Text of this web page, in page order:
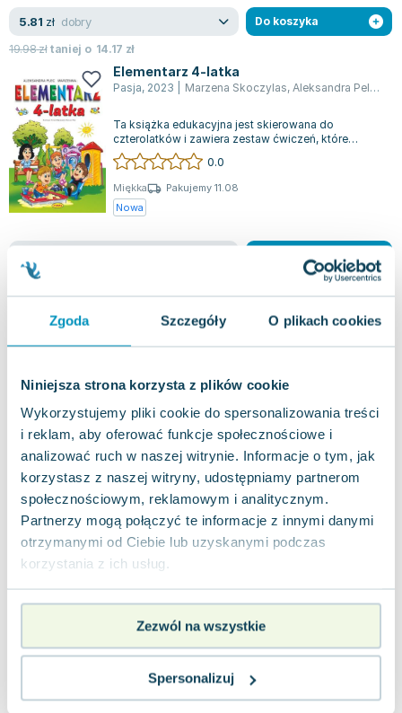
Zgoda Szczegóły O plikach cookies
Niniejsza strona korzysta z plików cookie
Wykorzystujemy pliki cookie do spersonalizowania treści
i reklam, aby oferować funkcje społecznościowe i
analizować ruch w naszej witrynie. Informacje o tym, jak
korzystasz z naszej witryny, udostępniamy partnerom
społecznościowym, reklamowym i analitycznym.
Partnerzy mogą połączyć te informacje z innymi danymi
otrzymanymi od Ciebie lub uzyskanymi podczas
korzystania z ich usług.
Zezwól na wszystkie
Spersonalizuj
5.81 zł dobry
19.98złtaniej o 14.17 zł
Do koszyka
Elementarz 4-latka
Pasja, 2023 Marzena Skoczylas, Aleksandra Pelc ,
Ta książka edukacyjna jest skierowana do
czterolatków i zawiera zestaw ćwiczeń, które
wspomagają ich rozwój psychoruchowy oraz spo...
0.0
Miękka
Pakujemy 11.08
Nowa
39.99zł
Ćwiczenia ortograficzne. Szkoła
naukę. Wewnątrz znajdują się liczne...
Miękka
Pakujemy jutro
Używana
28.81zł widoczne ślady używania Do koszyka
Elementarz 5-latka
Ta książka jest idealna dla pięciolatków, które
przygotowują się do rozpoczęcia edukacji
szkolnej. Stanowi doskonałe narzędzie wsp...
0.0
Miękka
Pakujemy 11.08